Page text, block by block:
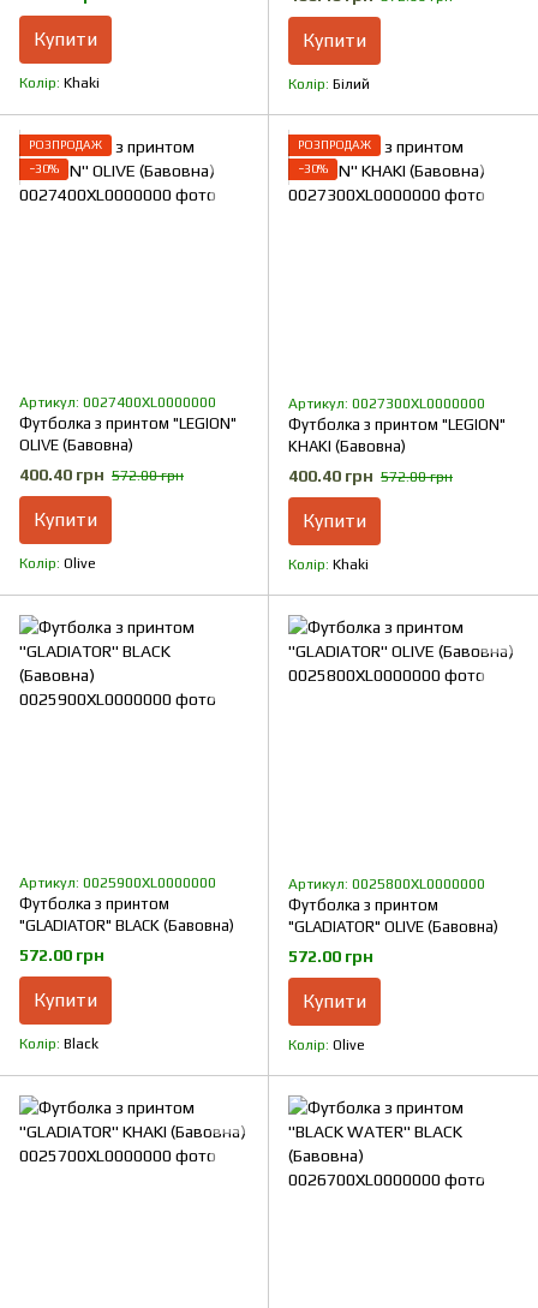
Купити
Колір Khaki
Купити
Колір Білий
РОЗПРОДАЖ
−30%
Артикул: 0027400XL0000000
Футболка з принтом "LEGION"
OLIVE (Бавовна)
400.40 грн 572.00 грн
Купити
Колір Olive
РОЗПРОДАЖ
−30%
Артикул: 0027300XL0000000
Футболка з принтом "LEGION"
KHAKI (Бавовна)
400.40 грн 572.00 грн
Купити
Колір Khaki
Артикул: 0025900XL0000000
Футболка з принтом
"GLADIATOR" BLACK (Бавовна)
572.00 грн
Купити
Колір Black
Артикул: 0025800XL0000000
Футболка з принтом
"GLADIATOR" OLIVE (Бавовна)
572.00 грн
Купити
Колір Olive